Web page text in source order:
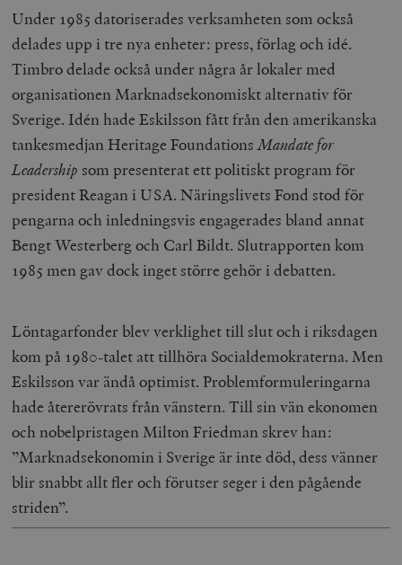
Under 1985 datoriserades verksamheten som också
delades upp i tre nya enheter: press, förlag och idé.
Timbro delade också under några år lokaler med
organisationen Marknadsekonomiskt alternativ för
Sverige. Idén hade Eskilsson fått från den amerikanska
tankesmedjan Heritage FoundationsMandate for
Leadership som presenterat ett politiskt program för
president Reagan i USA. Näringslivets Fond stod för
pengarna och inledningsvis engagerades bland annat
Bengt Westerberg och Carl Bildt. Slutrapporten kom
1985 men gav dock inget större gehör i debatten.
Löntagarfonder blev verklighet till slut och i riksdagen
kom på 1980-talet att tillhöra Socialdemokraterna. Men
Eskilsson var ändå optimist. Problemformuleringarna
hade återerövrats från vänstern. Till sin vän ekonomen
och nobelpristagen Milton Friedman skrev han:
”Marknadsekonomin i Sverige är inte död, dess vänner
blir snabbt allt fler och förutser seger i den pågående
striden”.